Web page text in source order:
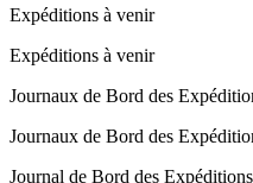
Expéditions à venir
Expéditions à venir
Journaux de Bord des
Journaux de Bord des
Journal de Bord des